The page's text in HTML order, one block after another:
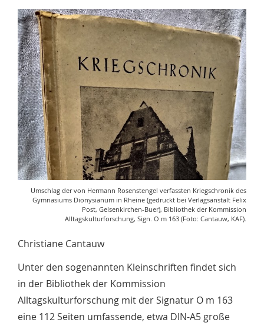
Umschlag der von Hermann Rosenstengel verfassten Kriegschronik des
Gymnasiums Dionysianum in Rheine (gedruckt bei Verlagsanstalt Felix
Post, Gelsenkirchen-Buer), Bibliothek der Kommission
Alltagskulturforschung, Sign. O m 163 (Foto: Cantauw, KAF).
Christiane Cantauw
Unter den sogenannten Kleinschriften findet sich
in der Bibliothek der Kommission
Alltagskulturforschung mit der Signatur O m 163
eine 112 Seiten umfassende, etwa DIN-A5 große